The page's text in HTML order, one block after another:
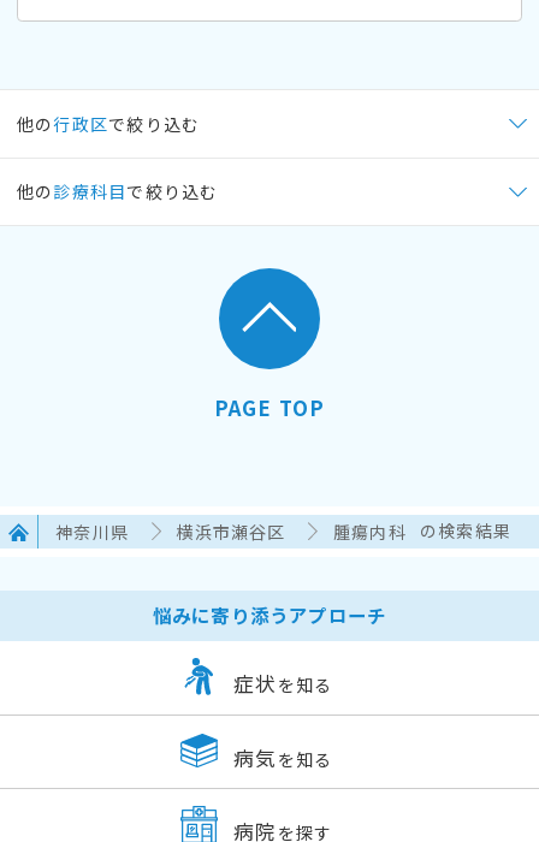
他の行政区で絞り込む
他の 診療科目で絞り込む
PAGE TOP
神奈川県 横浜市瀬谷区 腫瘍内科 の検索結果
悩みに寄り添うアプローチ
症状 を知る
病気 を知る
病院 を探す